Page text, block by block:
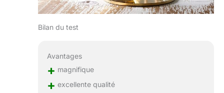
Bilan du test
Avantages
+ magnifique
+ excellente qualité